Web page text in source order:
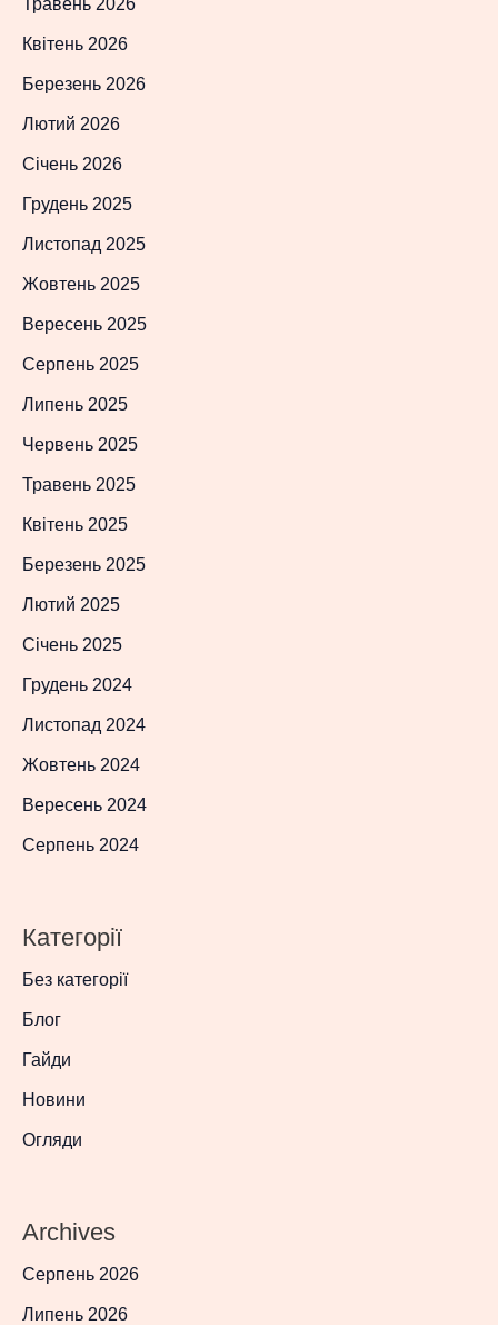
Травень 2026
Квітень 2026
Березень 2026
Лютий 2026
Січень 2026
Грудень 2025
Листопад 2025
Жовтень 2025
Вересень 2025
Серпень 2025
Липень 2025
Червень 2025
Травень 2025
Квітень 2025
Березень 2025
Лютий 2025
Січень 2025
Грудень 2024
Листопад 2024
Жовтень 2024
Вересень 2024
Серпень 2024
Категорії
Без категорії
Блог
Гайди
Новини
Огляди
Archives
Серпень 2026
Липень 2026